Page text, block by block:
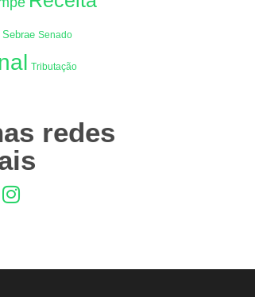
Sebrae Senado
Tributação
redes